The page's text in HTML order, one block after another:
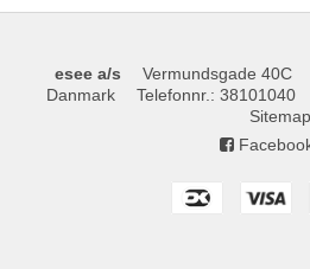
esee a/s Vermundsgade 40C
Danmark
Telefonnr. : 38101040
Sitemap